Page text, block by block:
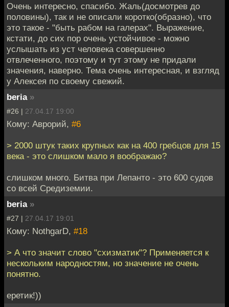
Очень интересно, спасибо. Жаль(досмотрев до
половины), так и не описали коротко(образно), что
это такое - "быть рабом на галерах". Выражение,
кстати, до сих пор очень устойчивое - можно
услышать из уст человека совершенно
отвлеченного, поэтому и тут этому не придали
значения, наверно. Тема очень интересная, и взгляд
у Алексея по своему свежий.
beria »
#26 | 27.04.17 19:00
Кому: Аврорий, #6
> 2000 штук таких крупных как на 400 гребцов для 15
века - это слишком мало я воображаю?
слишком много. Битва при Лепанто - это 600 судов
со всей Средиземии.
beria »
#27 | 27.04.17 19:01
Кому: NothgarD, #18
> А что значит слово "схизматик"? Применяется к
нескольким народностям, но значение не очень
понятно.
еретик!))